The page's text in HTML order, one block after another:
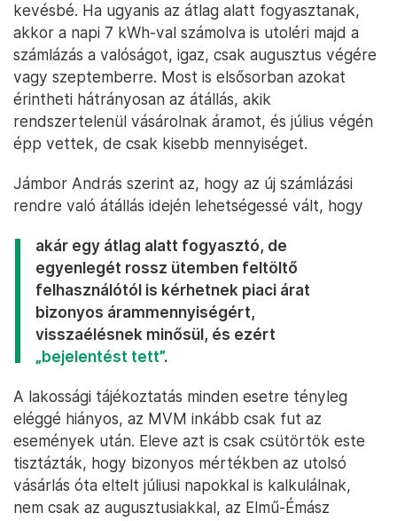
kevésbé. Ha ugyanis az átlag alatt fogyasztanak,
akkor a napi 7 kWh-val számolva is utoléri majd a
számlázás a valóságot, igaz, csak augusztus végére
vagy szeptemberre. Most is elsősorban azokat
érintheti hátrányosan az átállás, akik
rendszertelenül vásárolnak áramot, és július végén
épp vettek, de csak kisebb mennyiséget.
Jámbor András szerint az, hogy az új számlázási
rendre való átállás idején lehetségessé vált, hogy
akár egy átlag alatt fogyasztó, de
egyenlegét rossz ütemben feltöltő
felhasználótól is kérhetnek piaci árat
bizonyos árammennyiségért,
visszaélésnek minősül, és ezért
„bejelentést tett”.
A lakossági tájékoztatás minden esetre tényleg
eléggé hiányos, az MVM inkább csak fut az
események után. Eleve azt is csak csütörtök este
tisztázták, hogy bizonyos mértékben az utolsó
vásárlás óta eltelt júliusi napokkal is kalkulálnak,
nem csak az augusztusiakkal, az Elmű-Émász